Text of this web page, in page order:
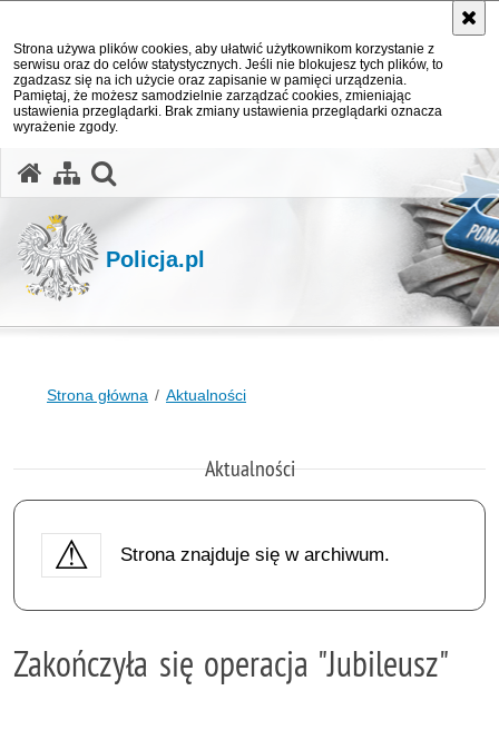
Strona używa plików cookies, aby ułatwić użytkownikom korzystanie z
serwisu oraz do celów statystycznych. Jeśli nie blokujesz tych plików, to
zgadzasz się na ich użycie oraz zapisanie w pamięci urządzenia.
Pamiętaj, że możesz samodzielnie zarządzać cookies, zmieniając
ustawienia przeglądarki. Brak zmiany ustawienia przeglądarki oznacza
wyrażenie zgody.
Policja.pl
Strona główna Aktualności
Aktualności
Strona znajduje się w archiwum.
Zakończyła się operacja "Jubileusz"